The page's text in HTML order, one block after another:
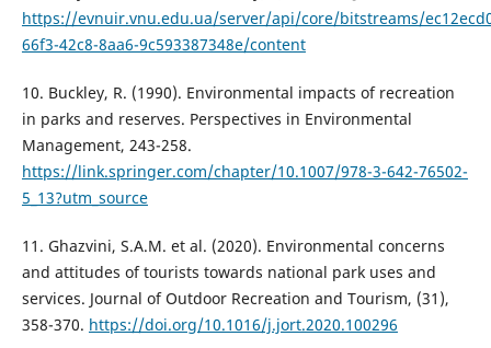
https://evnuir.vnu.edu.ua/server/api/core/bitstreams/
66f3-42c8-8aa6-9c593387348e/content
10. Buckley, R. (1990). Environmental impacts of recreation
in parks and reserves. Perspectives іn Environmental
Management, 243-258.
https://link.springer.com/chapter/10.1007/978-3-642-76502-
5_13?utm_source
11. Ghazvini, S.A.M. et al. (2020). Environmental concerns
and attitudes of tourists towards national park uses and
services. Journal of Outdoor Recreation and Tourism, (31),
358-370. https://doi.org/10.1016/j.jort.2020.100296